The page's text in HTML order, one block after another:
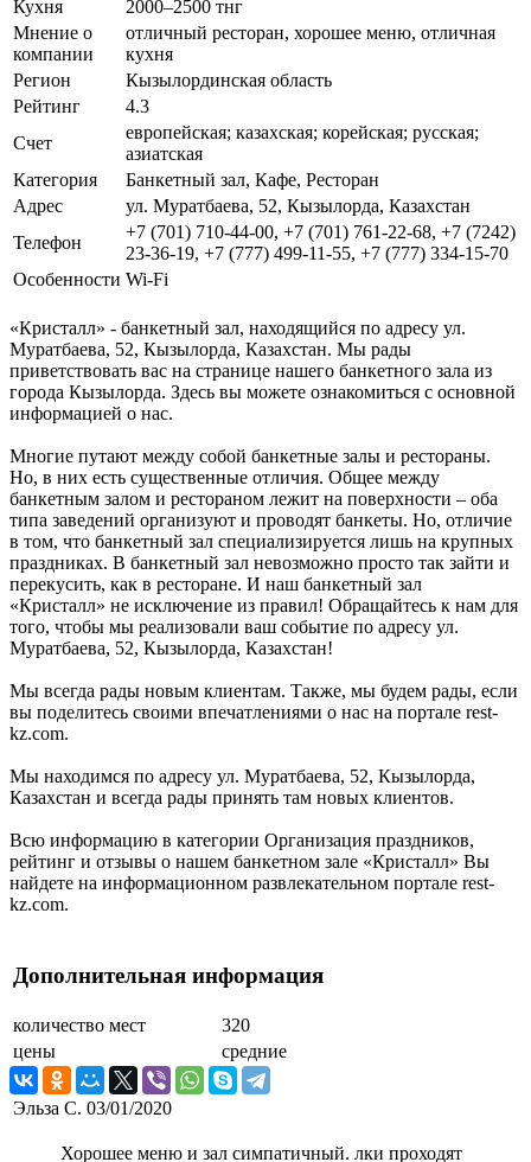
Кухня
2000–2500 тнг
Мнение о
компании
отличный ресторан, хорошее меню, отличная
кухня
Регион
Кызылординская область
Рейтинг
4.3
Счет
европейская; казахская; корейская; русская;
азиатская
Категория
Банкетный зал, Кафе, Ресторан
Адрес
ул. Муратбаева, 52, Кызылорда, Казахстан
Телефон
+7 (701) 710-44-00, +7 (701) 761-22-68, +7 (7242)
23-36-19, +7 (777) 499-11-55, +7 (777) 334-15-70
Особенности Wi-Fi
«Кристалл» - банкетный зал, находящийся по адресу ул.
Муратбаева, 52, Кызылорда, Казахстан. Мы рады
приветствовать вас на странице нашего банкетного зала из
города Кызылорда. Здесь вы можете ознакомиться с основной
информацией о нас.
Многие путают между собой банкетные залы и рестораны.
Но, в них есть существенные отличия. Общее между
банкетным залом и рестораном лежит на поверхности – оба
типа заведений организуют и проводят банкеты. Но, отличие
в том, что банкетный зал специализируется лишь на крупных
праздниках. В банкетный зал невозможно просто так зайти и
перекусить, как в ресторане. И наш банкетный зал
«Кристалл» не исключение из правил! Обращайтесь к нам для
того, чтобы мы реализовали ваш событие по адресу ул.
Муратбаева, 52, Кызылорда, Казахстан!
Мы всегда рады новым клиентам. Также, мы будем рады, если
вы поделитесь своими впечатлениями о нас на портале rest-
kz.com.
Мы находимся по адресу ул. Муратбаева, 52, Кызылорда,
Казахстан и всегда рады принять там новых клиентов.
Всю информацию в категории Организация праздников,
рейтинг и отзывы о нашем банкетном зале «Кристалл» Вы
найдете на информационном развлекательном портале rest-
kz.com.
Дополнительная информация
количество мест
320
цены
средние
Эльза С. 03/01/2020
Хорошее меню и зал симпатичный. лки проходят